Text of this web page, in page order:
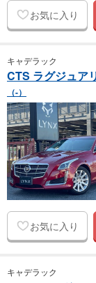
お気に入り
キャデラック
CTS ラグジュア
（-）
お気に入り
キャデラック